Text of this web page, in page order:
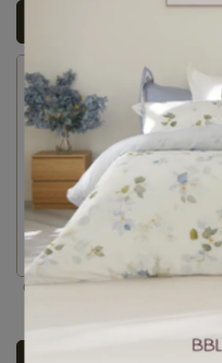
CAS｜95%白鵝羽絨被｜中保
NT$16,800